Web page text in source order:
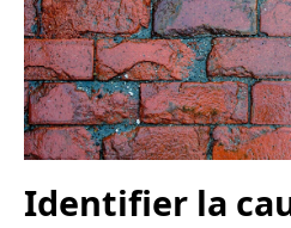
Identifier la